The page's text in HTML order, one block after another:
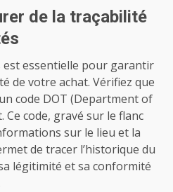
de la traçabilité
est essentielle pour garantir
de votre achat. Vérifiez que
code DOT (Department of
code, gravé sur le flanc
sur le lieu et la
de tracer l’historique du
légitimité et sa conformité